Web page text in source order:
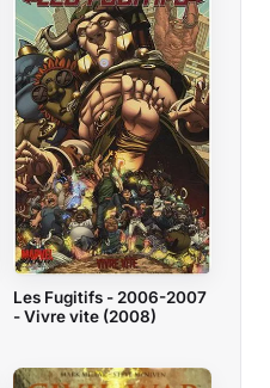
Les Fugitifs - 2006-2007
- Vivre vite (2008)